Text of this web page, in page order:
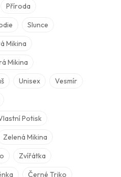
Příroda
Slunce
Mikina
Mikina
Unisex Vesmír
Potisk
Zelená Mikina
Zvířátka
Černé Triko